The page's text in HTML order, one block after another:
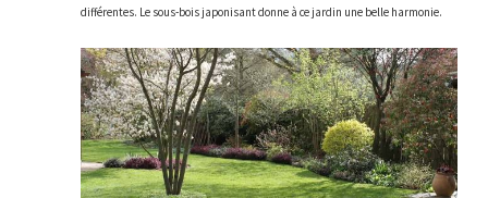
différentes. Le sous-bois japonisant donne à ce jardin une belle harmonie.